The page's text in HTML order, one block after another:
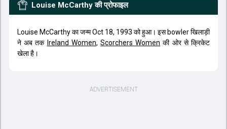
Louise McCarthy की प्रोफाइल
Louise McCarthy का जन्म Oct 18, 1993 को हुआ। इस bowler खिलाड़ी
ने अब तक Ireland Women,Scorchers Women की ओर से क्रिकेट
खेला है।